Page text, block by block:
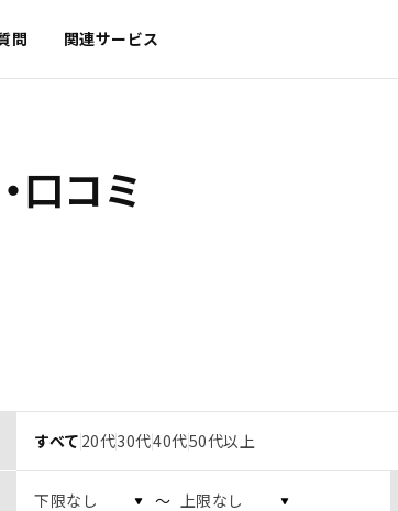
問 関連サービス
口コミ
すべて 20代30代40代50代以上
〜